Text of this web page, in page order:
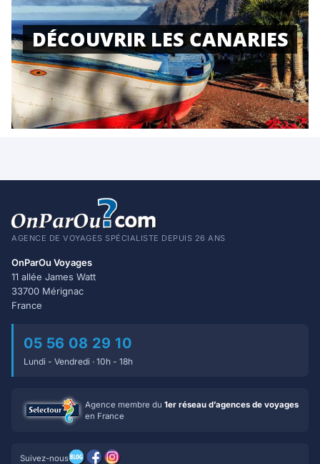
DÉCOUVRIR LES CANARIES
AGENCE DE VOYAGES SPÉCIALISTE DEPUIS 26 ANS
OnParOu Voyages
11 allée James Watt
33700 Mérignac
France
05 56 08 29 10
Lundi - Vendredi · 10h - 18h
Agence membre du 1er réseau d’agences de voyages
en France
Suivez-nous